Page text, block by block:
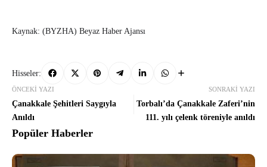
Kaynak: (BYZHA) Beyaz Haber Ajansı
Hisseler:
ÖNCEKI YAZI
Çanakkale Şehitleri Saygıyla
Anıldı
SONRAKI YAZI
Torbalı’da Çanakkale Zaferi’nin
111. yılı çelenk töreniyle anıldı
Popüler Haberler